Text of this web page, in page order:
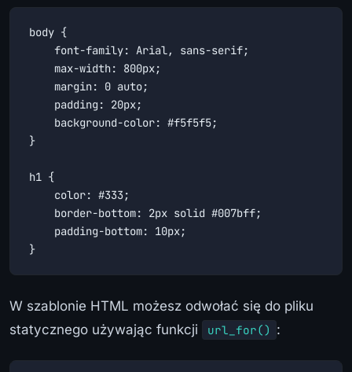
body {
    font-family: Arial, sans-serif;
    max-width: 800px;
    margin: 0 auto;
    padding: 20px;
    background-color: #f5f5f5;
}
h1 {
    color: #333;
    border-bottom: 2px solid #007bff;
    padding-bottom: 10px;
}
W szablonie HTML możesz odwołać się do pliku
statycznego używając funkcji
url_for() :